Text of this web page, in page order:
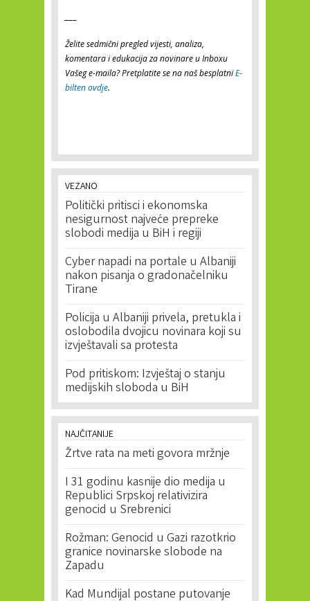
Želite sedmični pregled vijesti, analiza,
komentara i edukacija za novinare u Inboxu
Vašeg e-maila? Pretplatite se na naš besplatniE-
bilten ovdje.
VEZANO
Politički pritisci i ekonomska
nesigurnost najveće prepreke
slobodi medija u BiH i regiji
Cyber napadi na portale u Albaniji
nakon pisanja o gradonačelniku
Tirane
Policija u Albaniji privela, pretukla i
oslobodila dvojicu novinara koji su
izvještavali sa protesta
Pod pritiskom: Izvještaj o stanju
medijskih sloboda u BiH
NAJČITANIJE
Žrtve rata na meti govora mržnje
I 31 godinu kasnije dio medija u
Republici Srpskoj relativizira
genocid u Srebrenici
Rožman: Genocid u Gazi razotkrio
granice novinarske slobode na
Zapadu
Kad Mundijal postane putovanje